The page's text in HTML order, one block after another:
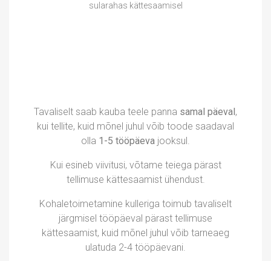
sularahas kättesaamisel
Tavaliselt saab kauba teele panna samal päeval,
kui tellite, kuid mõnel juhul võib toode saadaval
olla 1-5 tööpäeva jooksul.
Kui esineb viivitusi, võtame teiega pärast
tellimuse kättesaamist ühendust.
Kohaletoimetamine kulleriga toimub tavaliselt
järgmisel tööpäeval pärast tellimuse
kättesaamist, kuid mõnel juhul võib tarneaeg
ulatuda 2-4 tööpäevani.